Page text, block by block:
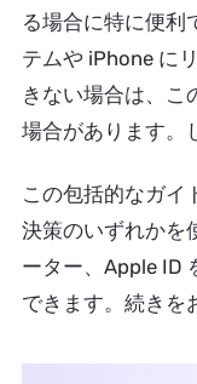
る場合に特に便利
テムや iPhone に
きない場合は、こ
場合があります。
この包括的なガイ
決策のいずれかを
ーター、Apple ID
できます。続きを